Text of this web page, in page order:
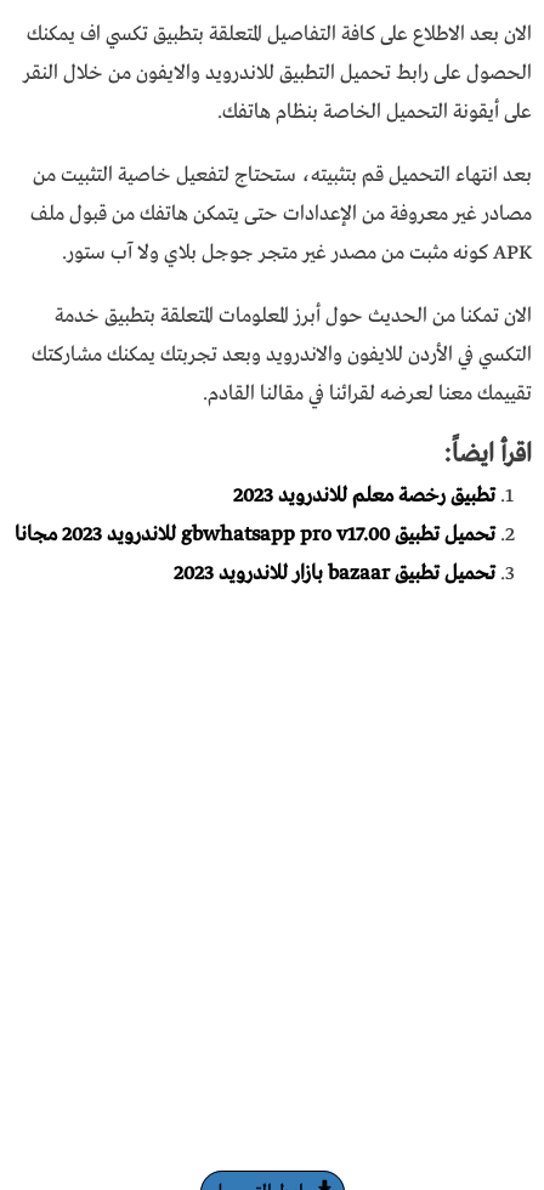
الان بعد الاطلاع على كافة التفاصيل المتعلقة بتطبيق تكسي اف يمكنك
الحصول على رابط تحميل التطبيق للاندرويد والايفون من خلال النقر
على أيقونة التحميل الخاصة بنظام هاتفك.
بعد انتهاء التحميل قم بتثبيته، ستحتاج لتفعيل خاصية التثبيت من
مصادر غير معروفة من الإعدادات حتى يتمكن هاتفك من قبول ملف
APK كونه مثبت من مصدر غير متجر جوجل بلاي ولا آب ستور.
الان تمكنا من الحديث حول أبرز المعلومات المتعلقة بتطبيق خدمة
التكسي في الأردن للايفون والاندرويد وبعد تجربتك يمكنك مشاركتك
تقييمك معنا لعرضه لقرائنا في مقالنا القادم.
اقرأ ايضاً:
تطبيق رخصة معلم للاندرويد 2023
تحميل تطبيق gbwhatsapp pro v17.00 للاندرويد 2023 مجانا
تحميل تطبيق bazaar بازار للاندرويد 2023